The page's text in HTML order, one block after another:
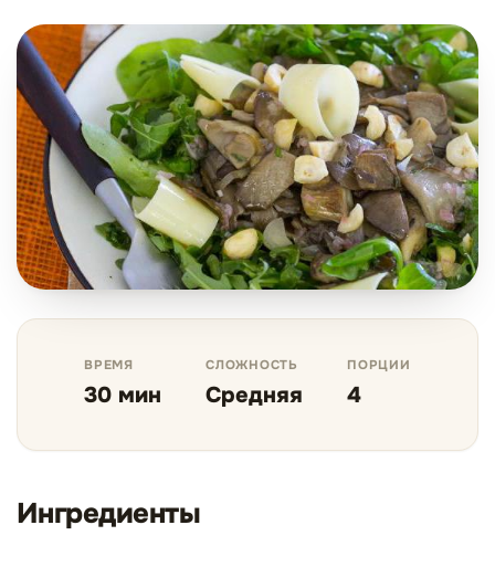
ВРЕМЯ
30 мин
СЛОЖНОСТЬ
Средняя
ПОРЦИИ
4
Ингредиенты